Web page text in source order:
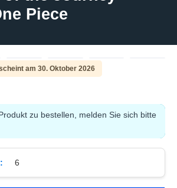
Piece
am 30. Oktober 2026
zu bestellen, melden Sie sich bitte
6